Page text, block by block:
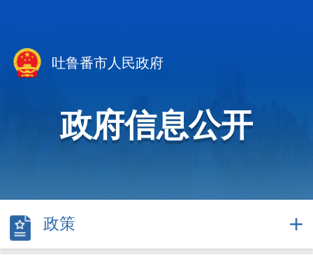
吐鲁番市人民政府
政府信息公开
政策